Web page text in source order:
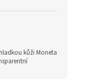
kůži Moneta